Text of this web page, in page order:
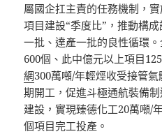
屬國企扛主責的任務機制，
項目建設“季度比”，推動構
一批、達產一批的良性循環
600個、此中億元以上項目
網300萬噸/年輕烴收受接管
期開工，促進斗極通航裝備
建設，實現臻德化工20萬噸/
個項目完工投產。